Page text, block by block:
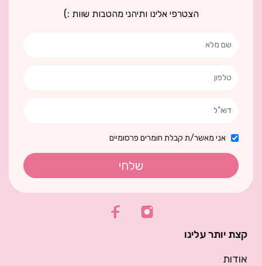
הצטרפי אלינו ותיהני מהטבות שוות :)
אני מאשר/ת קבלת חומרים פרסומיים
שלחי
קצת יותר עלינו
אודות